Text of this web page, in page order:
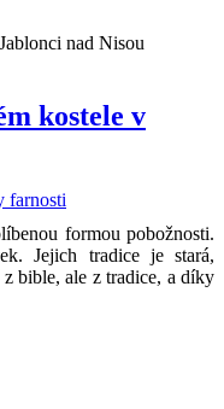
kostele v
farnosti
formou pobožnosti.
Jejich tradice je stará,
bible, ale z tradice, a díky